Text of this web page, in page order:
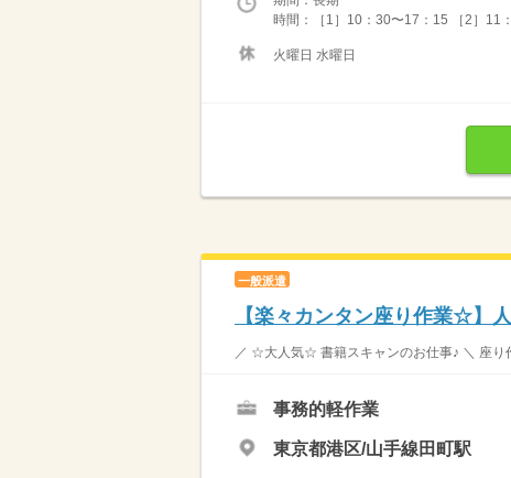
時間：［1］10：30〜17：15 ［2］11
火曜日 水曜日
一般派遣
【楽々カンタン座り作業☆】
／ ☆大人気☆ 書籍スキャンのお仕事♪ ＼ 座り
事務的軽作業
東京都港区/山手線田町駅